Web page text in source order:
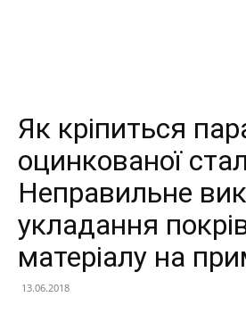
Як кріпиться
оцинкованої
Неправильне
укладання
матеріалу на
13.06.2018